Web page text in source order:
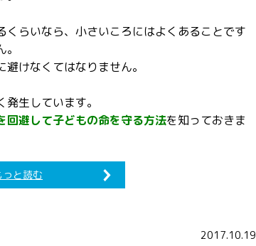
らいなら、小さいころにはよくあることです
けなくてはなりません。
生しています。
回避して子どもの命を守る方法を知っておきま
っと読む
2017.10.19